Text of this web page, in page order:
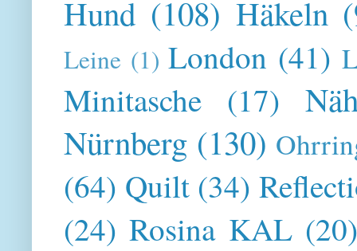
Hund (108) Häkeln
Leine (1) London (41)
Minitasche (17)
Nürnberg (130)
(64) Quilt (34)
(24) Rosina KAL